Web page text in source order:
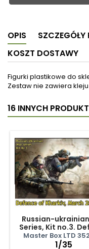
OPIS
SZCZEGÓŁY
KOSZT DOSTAWY
Figurki plastikowe do
Zestaw nie zawiera
16 INNYCH
Russian-
Series, Kit no.3.
Of Kharkiv, March
Master Box LTD
1/35